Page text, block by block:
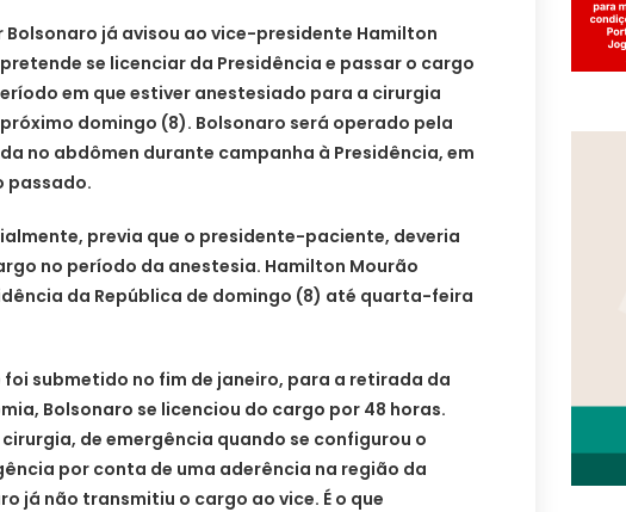
Bolsonaro já avisou ao vice-presidente Hamilton
se licenciar da Presidência e passar o cargo
em que estiver anestesiado para a cirurgia
domingo (8). Bolsonaro será operado pela
no abdômen durante campanha à Presidência, em
passado.
previa que o presidente-paciente, deveria
no período da anestesia. Hamilton Mourão
da República de domingo (8) até quarta-feira
foi submetido no fim de janeiro, para a retirada da
Bolsonaro se licenciou do cargo por 48 horas.
de emergência quando se configurou o
por conta de uma aderência na região da
já não transmitiu o cargo ao vice. É o que